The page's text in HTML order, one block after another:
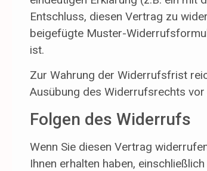
Entschluss, diesen Vertrag zu
beigefügte Muster-
ist.
Zur Wahrung der Widerrufsfrist
Ausübung des Widerrufsrechts
Folgen des Widerrufs
Wenn Sie diesen Vertrag
Ihnen erhalten haben,